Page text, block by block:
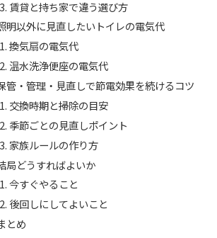
賃貸と持ち家で違う選び方
明以外に見直したいトイレの電気代
換気扇の電気代
温水洗浄便座の電気代
管・管理・見直しで節電効果を続けるコツ
交換時期と掃除の目安
季節ごとの見直しポイント
家族ルールの作り方
局どうすればよいか
今すぐやること
後回しにしてよいこと
とめ